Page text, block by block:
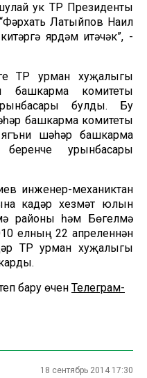
ук ТР Президенты
Латыйпов Наил
ярдәм итәчәк”, -
ТР урман хуҗалыгы
башкарма комитеты
булды. Бу
башкарма комитеты
ягъни шәһәр башкарма
урынбасары
инженер-механиктан
кадәр хезмәт юлын
районы һәм Бөгелмә
елның 22 апреленнән
ТР урман хуҗалыгы
бару өчен Телеграм-
18 сентябрь 2014 17:30